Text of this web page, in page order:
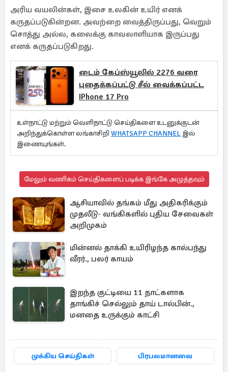
அரிய வயலின்கள், இசை உலகின் உயிர் எனக்
கருதப்படுகின்றன. அவற்றை வைத்திருப்பது, வெறும்
சொத்து அல்ல, கலைக்கு காவலாளியாக இருப்பது
எனக் கருதப்படுகிறது.
டைம் கேப்ஸ்யூலில் 2276 வரை
புதைக்கப்பட்டு சீல் வைக்கப்பட்ட
IPhone 17 Pro
உள்நாட்டு மற்றும் வெளிநாட்டு செய்திகளை உடனுக்குடன்
அறிந்துக்கொள்ள லங்காசிறி WHATSAPP CHANNEL இல்
இணையுங்கள்.
மேலும் வணிகம் செய்திகளைப் படிக்க இங்கே அழுத்தவும்
ஆசியாவில் தங்கம் மீது அதிகரிக்கும்
முதலீடு- வங்கிகளில் புதிய சேவைகள்
அறிமுகம்
மின்னல் தாக்கி உயிரிழந்த கால்பந்து
வீரர்., பலர் காயம்
இறந்த குட்டியை 11 நாட்களாக
தாங்கிச் செல்லும் தாய் டால்பின்.,
மனதை உருக்கும் காட்சி
முக்கிய செய்திகள் பிரபலமானவை